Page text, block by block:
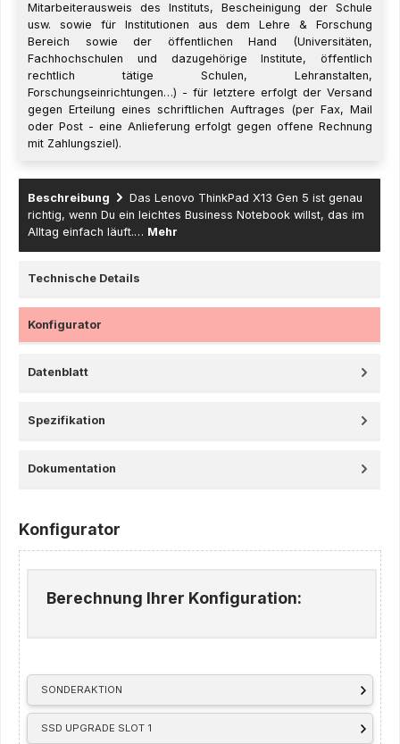
Mitarbeiterausweis des Instituts, Bescheinigung der Schule
usw. sowie für Institutionen aus dem Lehre & Forschung
Bereich sowie der öffentlichen Hand (Universitäten,
Fachhochschulen und dazugehörige Institute, öffentlich
rechtlich tätige Schulen, Lehranstalten,
Forschungseinrichtungen…) - für letztere erfolgt der Versand
gegen Erteilung eines schriftlichen Auftrages (per Fax, Mail
oder Post - eine Anlieferung erfolgt gegen offene Rechnung
mit Zahlungsziel).
Beschreibung
Das Lenovo ThinkPad X13 Gen 5 ist genau
richtig, wenn Du ein leichtes Business Notebook willst, das im
Alltag einfach läuft.… Mehr
Technische Details
Konfigurator
Datenblatt
Spezifikation
Dokumentation
Konfigurator
SONDERAKTION
SSD UPGRADE SLOT 1
Berechnung Ihrer Konfiguration: